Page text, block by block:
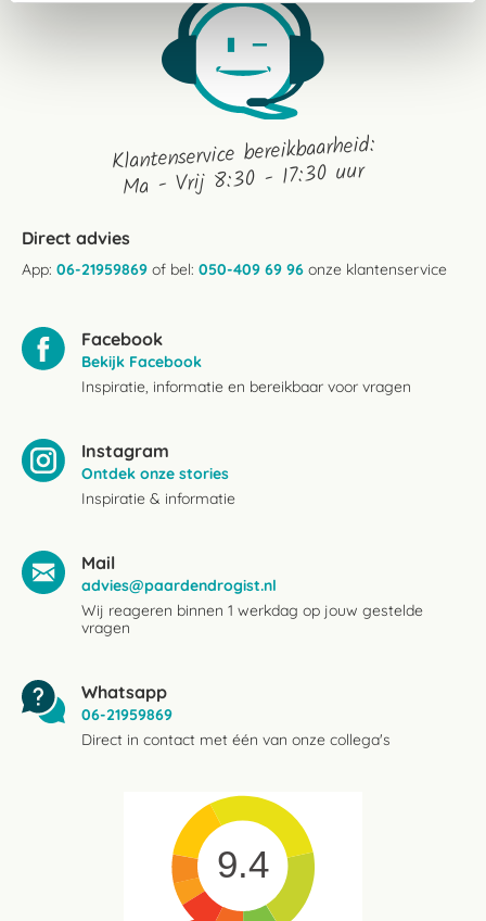
Klantenservice bereikbaarheid:
Ma - Vrij 8:30 - 17:30 uur
Direct advies
App: 06-21959869 of bel: 050-409 69 96 onze klantenservice
Facebook
Bekijk Facebook
Inspiratie, informatie en bereikbaar voor vragen
Instagram
Ontdek onze stories
Inspiratie & informatie
Mail
advies@paardendrogist.nl
Wij reageren binnen 1 werkdag op jouw gestelde
vragen
Whatsapp
06-21959869
Direct in contact met één van onze collega's
9.4